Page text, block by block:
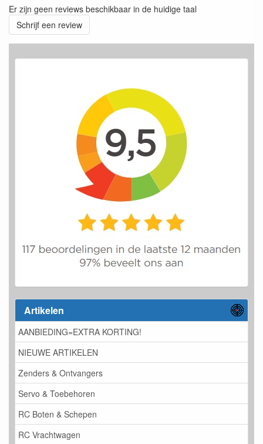
Artikelen
AANBIEDING=EXTRA KORTING!
NIEUWE ARTIKELEN
Zenders & Ontvangers
Servo & Toebehoren
RC Boten & Schepen
RC Vrachtwagen
Er zijn geen reviews beschikbaar in de huidige taal
Schrijf een review